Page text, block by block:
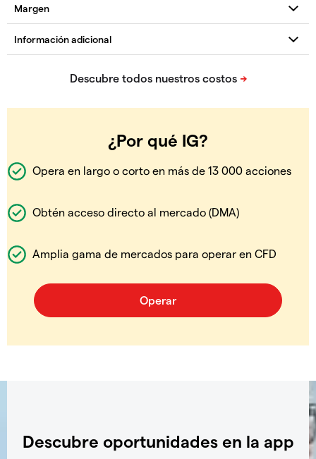
¿Por qué IG?
Opera en largo o corto en más de 13 000 acciones
Obtén acceso directo al mercado (DMA)
Amplia gama de mercados para operar en CFD
Descubre oportunidades en la app